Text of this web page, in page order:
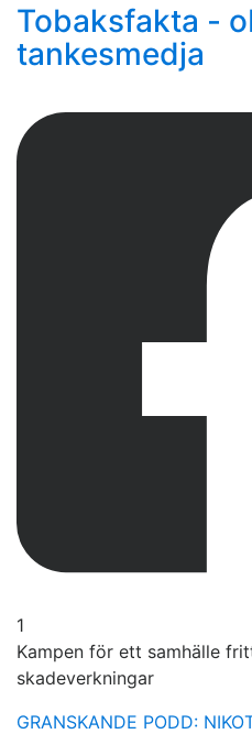
Tobaksfakta -
tankesmedja
1
Kampen för ett samhälle
skadeverkningar
GRANSKANDE PODD: